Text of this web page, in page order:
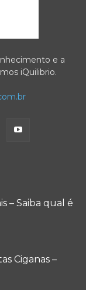
e a
iQuilibrio.
– Saiba qual é
Ciganas –